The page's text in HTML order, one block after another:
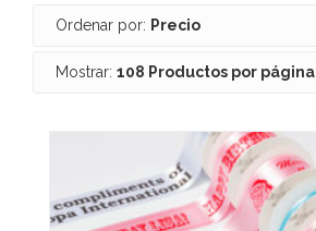
Ordenar por: Precio
Mostrar: 108 Productos por página